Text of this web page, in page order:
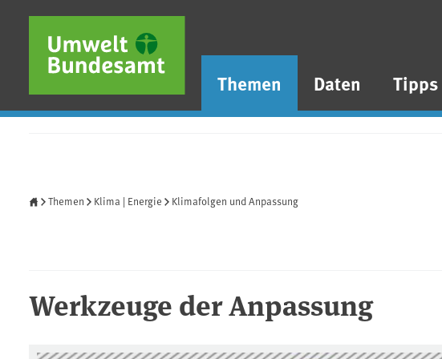
Direkt zum Inhalt
Direkt zum Hauptmenü
Direkt zur Fußzeile
Themen Daten Tipps
Themen Klima | Energie Klimafolgen und Anpassung
Werkzeuge der Anpassung